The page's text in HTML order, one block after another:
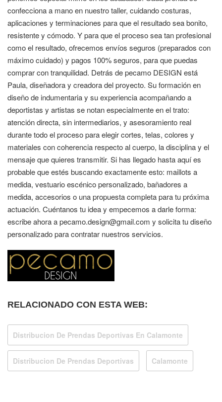
confecciona a mano en nuestro taller, cuidando costuras,
aplicaciones y terminaciones para que el resultado sea bonito,
resistente y cómodo. Y para que el proceso sea tan profesional
como el resultado, ofrecemos envíos seguros (preparados con
máximo cuidado) y pagos 100% seguros, para que puedas
comprar con tranquilidad. Detrás de pecamo DESIGN está
Paula, diseñadora y creadora del proyecto. Su formación en
diseño de indumentaria y su experiencia acompañando a
deportistas y artistas se notan especialmente en el trato:
atención directa, sin intermediarios, y asesoramiento real
durante todo el proceso para elegir cortes, telas, colores y
materiales con coherencia respecto al cuerpo, la disciplina y el
mensaje que quieres transmitir. Si has llegado hasta aquí es
probable que estés buscando exactamente esto: maillots a
medida, vestuario escénico personalizado, bañadores a
medida, accesorios o una propuesta completa para tu próxima
actuación. Cuéntanos tu idea y empecemos a darle forma:
escribe ahora a pecamo.design@gmail.com y solicita tu diseño
personalizado para contratar nuestros servicios.
RELACIONADO CON ESTA WEB:
Distribucion De Prendas Deportivas En Calamonte
Distribucion De Prendas Deportivas Calamonte